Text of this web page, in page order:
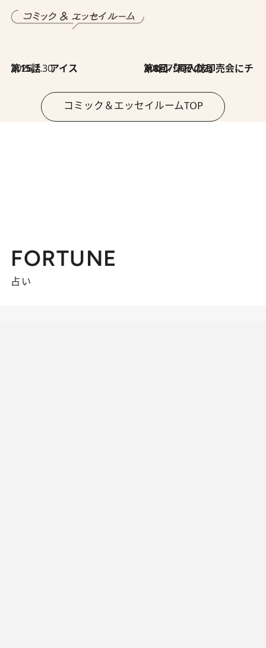
2026.7.30
第15話 アイス 2026.7.30
第8回「同人誌即売会にチャレンジ その2」
コミック＆エッセイルームTOP
FORTUNE
占い